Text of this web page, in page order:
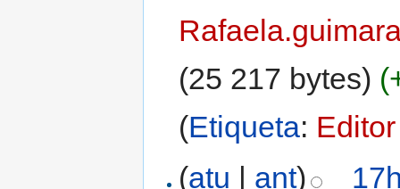
(25 217 bytes)
(Etiqueta:
(atu | ant)